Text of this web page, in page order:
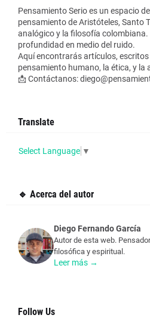
Pensamiento Serio es un espacio
pensamiento de Aristóteles, Santo
analógico y la filosofía colombiana.
profundidad en medio del ruido.
Aquí encontrarás artículos, escritos
pensamiento humano, la ética, y la
📩 Contáctanos:
Translate
Select Language ▼
🔹 Acerca del autor
Diego Fernando García
Autor de esta web.
filosófica y espiritual.
Leer más →
Follow Us